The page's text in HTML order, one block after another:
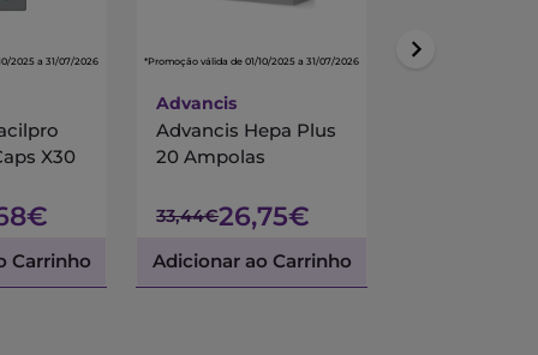
2025 a 31/07/2026
X30
Carrinho
*Promoção válida de 01/10/2025 a 31/07/2026
Advancis
Advancis Hepa Plus
20 Ampolas
33,44€26,75€
Adicionar ao Carrinho
*Promoção válida de 01/